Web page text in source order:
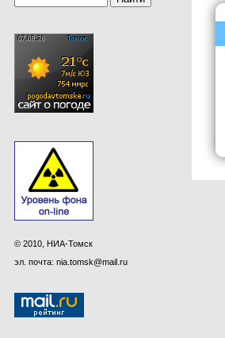
© 2010, НИА-Томск
эл. почта: nia.tomsk@mail.ru